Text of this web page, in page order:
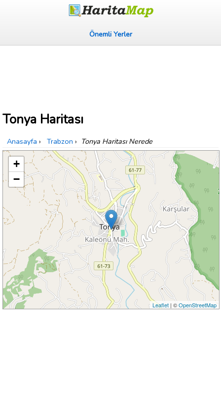
Önemli Yerler
Tonya Haritası
Anasayfa › Trabzon › Tonya Haritası Nerede
+
−
Leaflet | ©OpenStreetMap